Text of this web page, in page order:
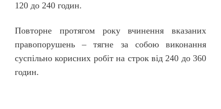
120 до 240 годин.
Повторне протягом року вчинення вказаних
правопорушень – тягне за собою виконання
суспільно корисних робіт на строк від 240 до 360
годин.